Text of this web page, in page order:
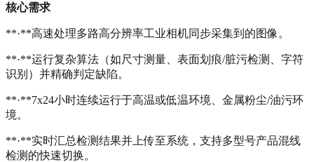
核心需求
**·**高速处理多路高分辨率工业相机同步采集到的图像。
**·**运行复杂算法（如尺寸测量、表面划痕/脏污检测、字符
识别）并精确判定缺陷。
**·**7x24小时连续运行于高温或低温环境、金属粉尘/油污环
境。
**·**实时汇总检测结果并上传至系统，支持多型号产品混线
检测的快速切换。